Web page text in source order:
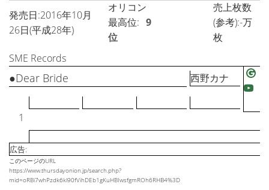
発売日:2016年10月
26日(平成28年)
オリコン
最高位: 9
位
売上枚数
(参考):-万
枚
SME Records
1
●Dear Bride 西野カナ
広告:
このページのURL
https://www.thursdayonion.jp/search.php?
mid=oRBi7whPzdk6kl90fVihDEb1gKuHBIwsfgmROh6RHB4%3D